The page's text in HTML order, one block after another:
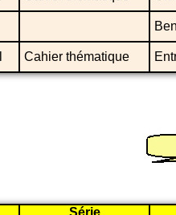
Cahier thématique
Série